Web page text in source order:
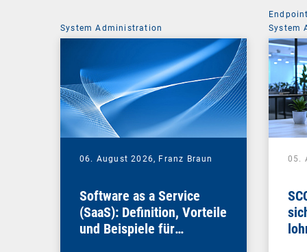
System Administration
06. August 2026, Franz Braun
Software as a Service
(SaaS): Definition, Vorteile
und Beispiele für
System
05.